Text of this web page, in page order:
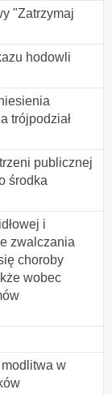
"Zatrzymaj
hodowli
trójpodział
publicznej
środka
i
zwalczania
choroby
wobec
w